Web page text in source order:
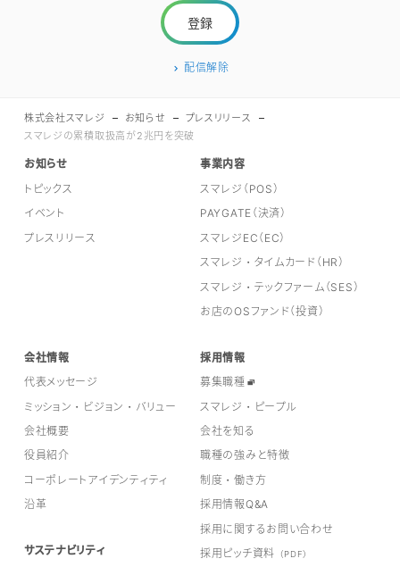
配信解除
株式会社スマレジ お知らせ
プレスリリース
スマレジの累積取扱高が2兆円を突破
お知らせ
トピックス
イベント
プレスリリース
事業内容
スマレジ（POS）
PAYGATE（決済）
スマレジEC（EC）
スマレジ・タイムカード（HR）
スマレジ・テックファーム（SES）
お店のOSファンド（投資）
会社情報
代表メッセージ
ミッション・ビジョン・バリュー
会社概要
役員紹介
コーポレートアイデンティティ
沿革
サステナビリティ
採用情報
募集職種
スマレジ・ピープル
会社を知る
職種の強みと特徴
制度・働き方
採用情報Q&A
採用に関するお問い合わせ
採用ピッチ資料
（PDF）